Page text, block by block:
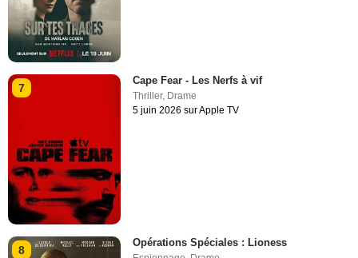
7
Cape Fear - Les Nerfs à vif
Thriller, Drame
5 juin 2026 sur Apple TV
8
Opérations Spéciales : Lioness